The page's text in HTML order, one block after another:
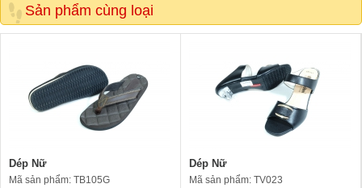
Sản phẩm cùng loại
Dép Nữ
Mã sản phẩm: TB105G
Dép Nữ
Mã sản phẩm: TV023